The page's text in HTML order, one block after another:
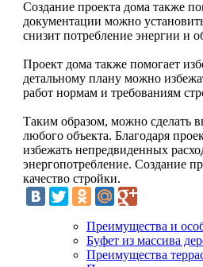
Создание проекта дома также
документации можно
снизит потребление энергии и
Проект дома также помогает
детальному плану можно
работ нормам и требованиям
Таким образом, можно сделать
любого объекта. Благодаря
избежать непредвиденных
энергопотребление. Создание
качество стройки.
Преимущества и
Буфет из массива
Преимущества